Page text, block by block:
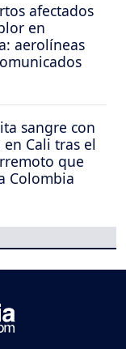
afectados
en
aerolíneas
sangre con
Cali tras el
que
Colombia